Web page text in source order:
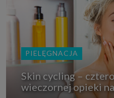
PIELĘGNACJA
Skin cycling –
wieczornej opieki